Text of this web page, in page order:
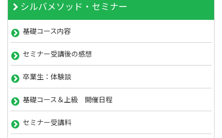
シルバメソッド・セミナー
基礎コース内容
セミナー受講後の感想
卒業生：体験談
基礎コース＆上級 開催日程
セミナー受講料